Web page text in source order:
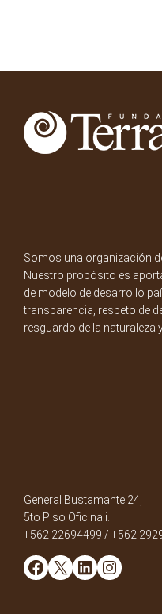
Somos una organización
Nuestro propósito es
de modelo de desarrollo
transparencia, respeto de
resguardo de la naturaleza
General Bustamante 24,
5to Piso Oficina i.
+562 22694499 / +562